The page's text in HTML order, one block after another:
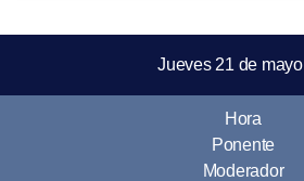
Jueves 21 de mayo
Hora
Ponente
Moderador